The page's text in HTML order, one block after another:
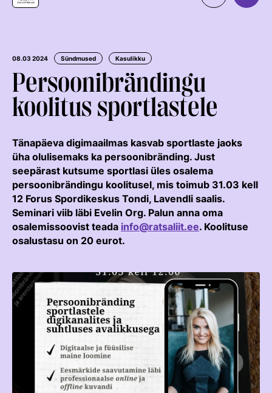
Kontaktid
Väärtused Ja Visioon
Juhatus
Juhatuse Ja Üldkogu Protokollid
ERL-I Põhikiri
Arengukava
Teenetemärk
Logoraamat
Hobumajanduse Kaardistamise Uuring
TEENUSTE HINNAKIRI
AJALUGU
Ajajoon
Eesti Ratsasportlased Tiitlivõistlustel
Aastaraamatud
Uudised
Ratsaspordialad
TAKISTUSSÕIT
Võistluskalender
Võistlussarjad
Edetabelid
Ametnikud
Koolitused
Mänedžer Ja Komitee
Välisvõistlustel Osaleja Meelespea
KOOLISÕIT JA PARAKOOLISÕIT
Regulatsioonid
Võistluskalender
Tule ratsutama
LAPSEVANEMALE
ROHELINE KAART
TUNNUSTATUD RATSAKOOLID
Treenerid
KUTSE EETIKA
EKR TREENERIKUTSEST
Kutse Andmise Kord
Taastaotlemine
Õppematerjalid
Kutseeksam
Praktika Ja Mentortreenerid
Hindamiskomisjon
TALLINN HORSE SHOW
HOBUMAAILM
08.03 2024 Sündmused Kasulikku
Persoonibrändingu
koolitus sportlastele
Tänapäeva digimaailmas kasvab sportlaste jaoks
üha olulisemaks ka persoonibränding. Just
seepärast kutsume sportlasi üles osalema
persoonibrändingu koolitusel, mis toimub 31.03 kell
12 Forus Spordikeskus Tondi, Lavendli saalis.
Seminari viib läbi Evelin Org. Palun anna oma
osalemissoovist teada info@ratsaliit.ee. Koolituse
osalustasu on 20 eurot.